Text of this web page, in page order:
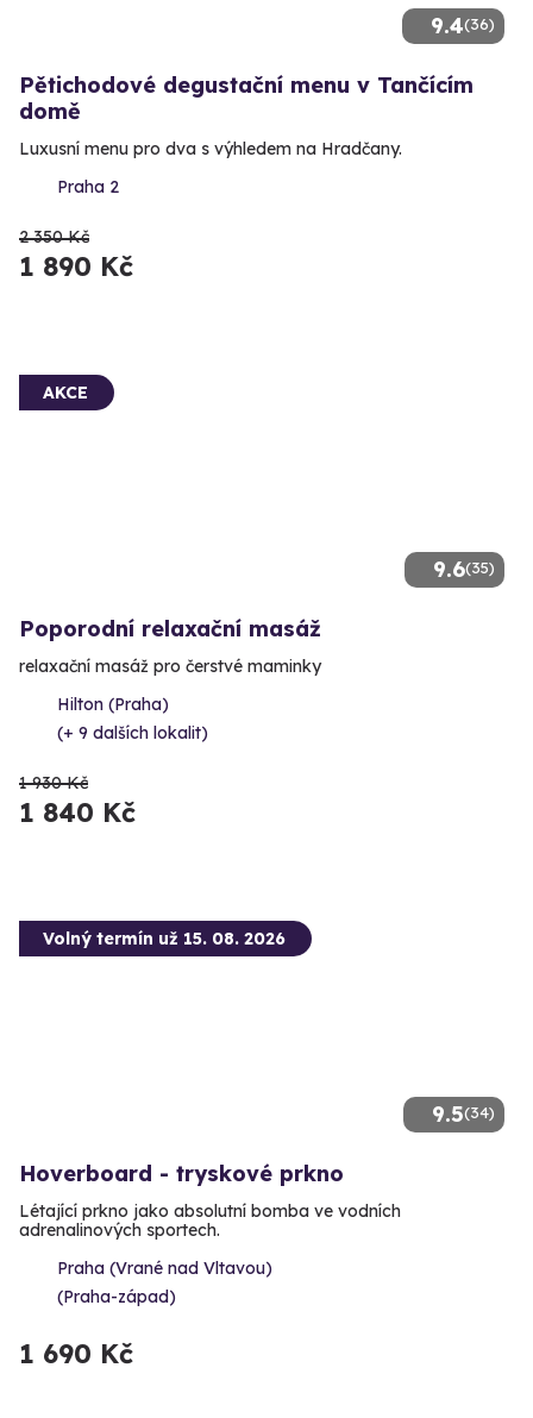
9.4(36)
Pětichodové degustační menu v Tančícím
domě
Luxusní menu pro dva s výhledem na Hradčany.
Praha 2
2 350 Kč
1 890 Kč
9.6(35)
AKCE
Poporodní relaxační masáž
relaxační masáž pro čerstvé maminky
Hilton (Praha)
(+ 9 dalších lokalit)
1 930 Kč
1 840 Kč
9.5(34)
Volný termín už 15. 08. 2026
Hoverboard - tryskové prkno
Létající prkno jako absolutní bomba ve vodních
adrenalinových sportech.
Praha (Vrané nad Vltavou)
(Praha-západ)
1 690 Kč